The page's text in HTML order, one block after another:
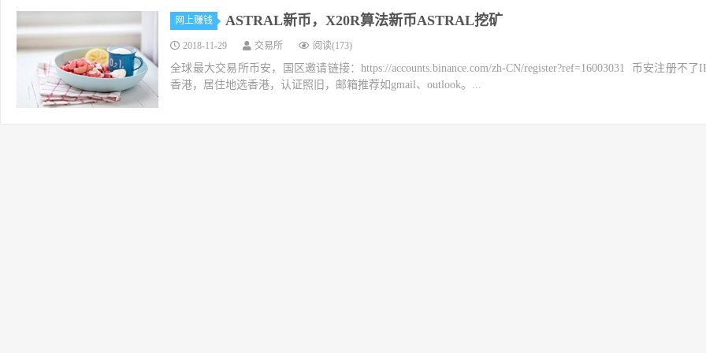
网上赚钱 ASTRAL新币，X20R算法新币ASTRAL挖矿
2018-11-29 交易所 阅读(173)
全球最大交易所币安，国区邀请链接：https://accounts.binance.com/zh-CN/register?ref=16003031 币安注册不了
香港，居住地选香港，认证照旧，邮箱推荐如gmail、outlook。...